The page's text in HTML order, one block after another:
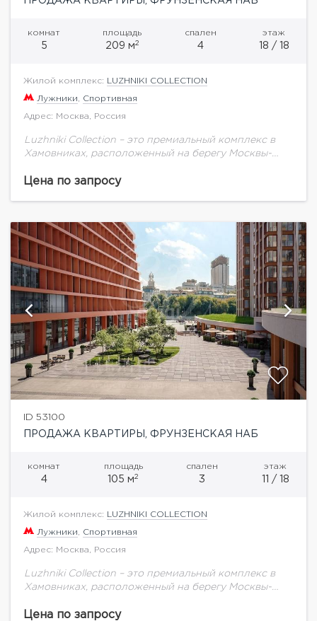
комнат
5
площадь
209 м2
спален
4
этаж
18 / 18
Жилой комплекс: LUZHNIKI COLLECTION
Лужники Спортивная
Адрес: Москва, Россия
Luzhniki Сollection – это премиальный комплекс в
Хамовниках, расположенный на берегу Москвы-
метро/МЦК: «Лужники», «Воробьевы горы»,
Цена по запросу
ID 53100
ПРОДАЖА КВАРТИРЫ, ФРУНЗЕНСКАЯ НАБ
комнат
4
площадь
105 м2
спален
3
этаж
11 / 18
Жилой комплекс: LUZHNIKI COLLECTION
Лужники Спортивная
Адрес: Москва, Россия
Luzhniki Сollection – это премиальный комплекс в
Хамовниках, расположенный на берегу Москвы-
метро/МЦК: «Лужники», «Воробьевы горы»,
Цена по запросу